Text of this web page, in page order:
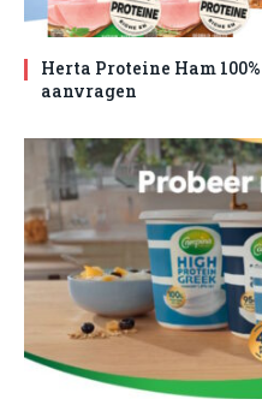
Herta Proteine Ham
aanvragen